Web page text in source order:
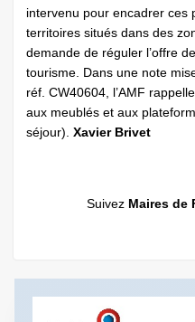
intervenu pour encadrer ces
territoires situés dans des
demande de réguler l’offre
tourisme. Dans une note
réf. CW40604, l’AMF
aux meublés et aux
séjour). Xavier Brivet
Suivez Maires de